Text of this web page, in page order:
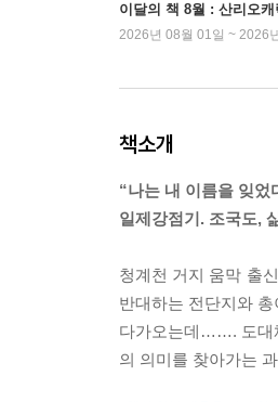
이달의 책 8월 : 산리오캐
2026년 08월 01일 ~ 2026
책소개
“나는 내 이름을 잊었
일제강점기. 조국도,
청계천 거지 움막 출
반대하는 전단지와
다가오는데……. 도대
의 의미를 찾아가는